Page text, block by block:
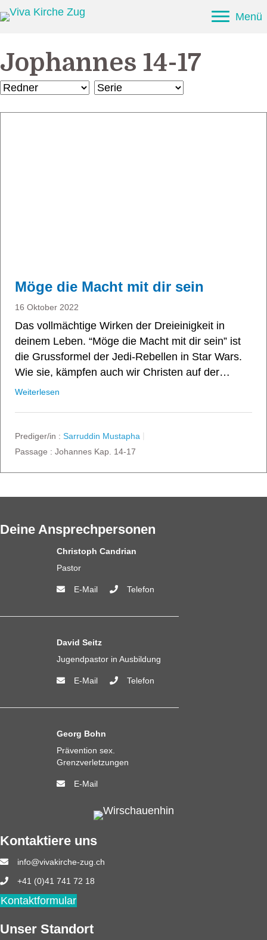
Menü
Jophannes 14-17
Möge die Macht mit dir sein
16 Oktober 2022
Das vollmächtige Wirken der Dreieinigkeit in
deinem Leben. “Möge die Macht mit dir sein” ist
die Grussformel der Jedi-Rebellen in Star Wars.
Wie sie, kämpfen auch wir Christen auf der…
Weiterlesen
Prediger/in : Sarruddin Mustapha
Passage : Johannes Kap. 14-17
Deine Ansprechpersonen
Christoph Candrian
Pastor
E-Mail Telefon
David Seitz
Jugendpastor in Ausbildung
E-Mail Telefon
Georg Bohn
Prävention sex.
Grenzverletzungen
E-Mail
Kontaktiere uns
info@vivakirche-zug.ch
+41 (0)41 741 72 18
Kontaktformular
Unser Standort